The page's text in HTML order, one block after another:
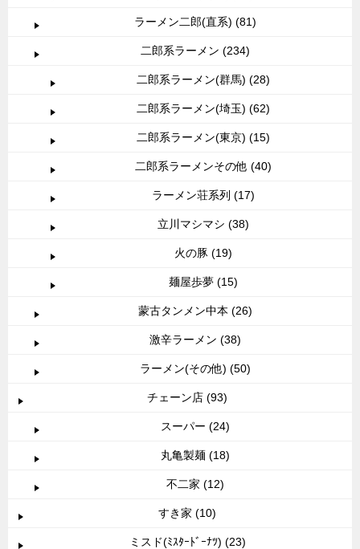
ラーメン二郎(直系) (81)
二郎系ラーメン (234)
二郎系ラーメン(群馬) (28)
二郎系ラーメン(埼玉) (62)
二郎系ラーメン(東京) (15)
二郎系ラーメンその他 (40)
ラーメン荘系列 (17)
立川マシマシ (38)
火の豚 (19)
麺屋歩夢 (15)
蒙古タンメン中本 (26)
激辛ラーメン (38)
ラーメン(その他) (50)
チェーン店 (93)
スーパー (24)
丸亀製麺 (18)
不二家 (12)
すき家 (10)
ミスド(ﾐｽﾀｰﾄﾞｰﾅﾂ) (23)